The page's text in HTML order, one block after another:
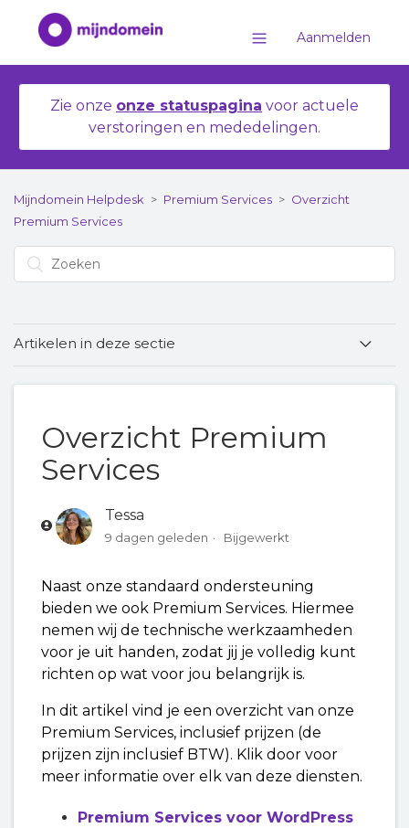
Aanmelden
Zie onze onze statuspagina voor actuele
verstoringen en mededelingen.
Mijndomein Helpdesk Premium Services
Overzicht
Premium Services
Artikelen in deze sectie
Overzicht Premium Services
Overzicht Premium
Services
Tessa
9 dagen geleden Bijgewerkt
Naast onze standaard ondersteuning
bieden we ook Premium Services. Hiermee
nemen wij de technische werkzaamheden
voor je uit handen, zodat jij je volledig kunt
richten op wat voor jou belangrijk is.
In dit artikel vind je een overzicht van onze
Premium Services, inclusief prijzen (de
prijzen zijn inclusief BTW). Klik door voor
meer informatie over elk van deze diensten.
Premium Services voor WordPress